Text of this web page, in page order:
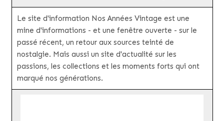
Le site d'information Nos Années Vintage est une
mine d'informations - et une fenêtre ouverte - sur le
passé récent, un retour aux sources teinté de
nostalgie. Mais aussi un site d'actualité sur les
passions, les collections et les moments forts qui ont
marqué nos générations.